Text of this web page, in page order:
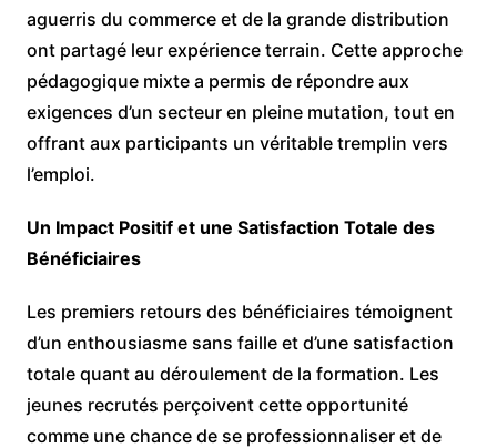
aguerris du commerce et de la grande distribution
ont partagé leur expérience terrain. Cette approche
pédagogique mixte a permis de répondre aux
exigences d’un secteur en pleine mutation, tout en
offrant aux participants un véritable tremplin vers
l’emploi.
Un Impact Positif et une Satisfaction Totale des
Bénéficiaires
Les premiers retours des bénéficiaires témoignent
d’un enthousiasme sans faille et d’une satisfaction
totale quant au déroulement de la formation. Les
jeunes recrutés perçoivent cette opportunité
comme une chance de se professionnaliser et de